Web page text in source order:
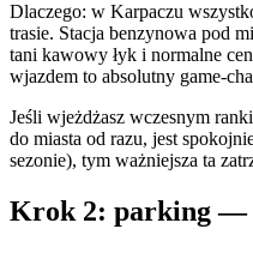
Dlaczego: w Karpaczu
trasie. Stacja benzynowa pod
tani kawowy łyk i normalne
wjazdem to absolutny game-
Jeśli wjeżdżasz wczesnym
do miasta od razu, jest
sezonie), tym ważniejsza ta
Krok 2: parking —